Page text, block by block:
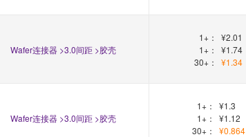
Wafer连接器 >3.0间距 >胶壳
1+：
¥2.01
1+：
¥1.74
30+：
¥1.34
Wafer连接器 >3.0间距 >胶壳
1+：
¥1.3
1+：
¥1.12
30+：
¥0.864